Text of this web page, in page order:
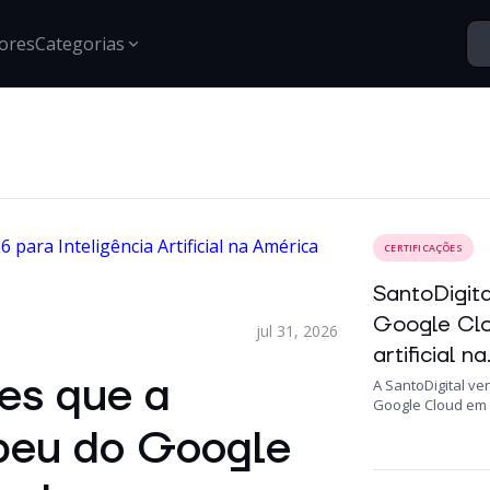
Explore o universo digital
Categorias
Tech Insights
Conteúdos, tendências e novidades sobre tecnologia,
Informações e treinamentos sobre certificações Google e
jul 31, 2026
que a
do Google
CERTIFICAÇÕES
Google
artificial
A SantoDigital
Google Cloud em